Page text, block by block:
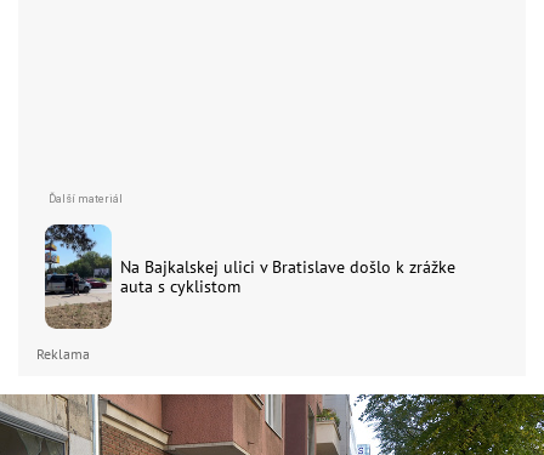
Na Bajkalskej ulici v Bratislave došlo k zrážke
auta s cyklistom
Reklama